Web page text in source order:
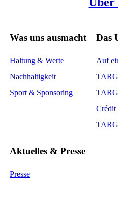
Über
Was uns ausmacht
Haltung & Werte
Nachhaltigkeit
Sport & Sponsoring
Das
Auf
Crédit
Aktuelles & Presse
Presse